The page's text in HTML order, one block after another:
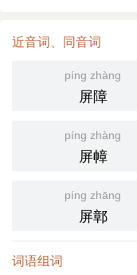
近音词、同音词
píng zhàng
屏障
píng zhàng
屏幛
píng zhāng
屏鄣
词语组词